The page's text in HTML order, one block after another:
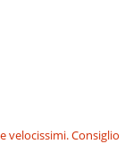
velocissimi. Consiglio